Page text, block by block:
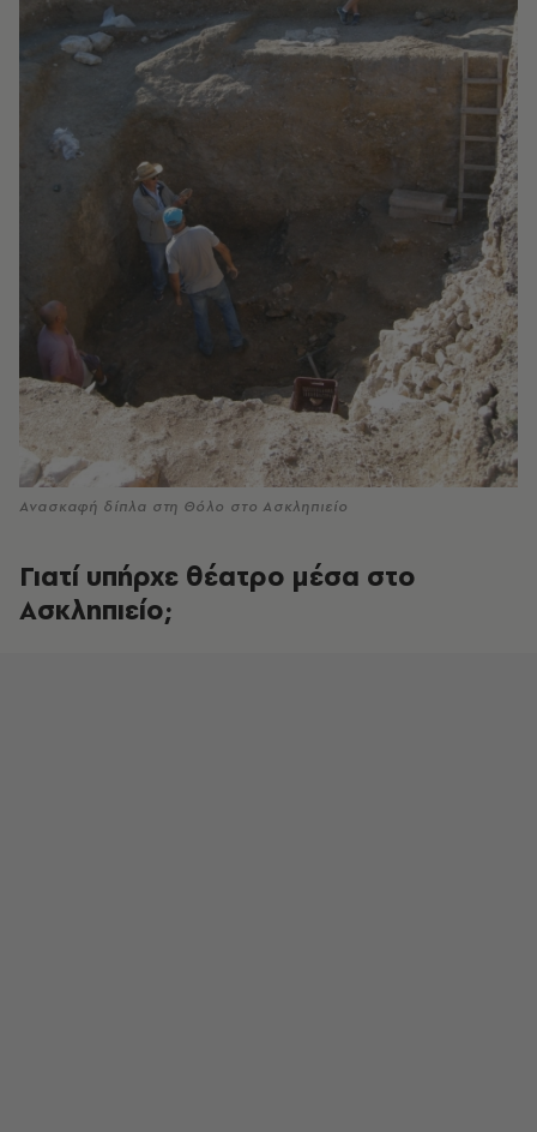
Ανασκαφή δίπλα στη Θόλο στο Ασκληπιείο
Γιατί υπήρχε θέατρο μέσα στο
Ασκληπιείο;